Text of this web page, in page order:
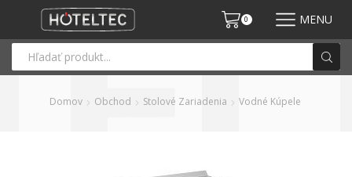
0 MENU
Domov Obchod Stolové Zariadenia Vodné Kúpele